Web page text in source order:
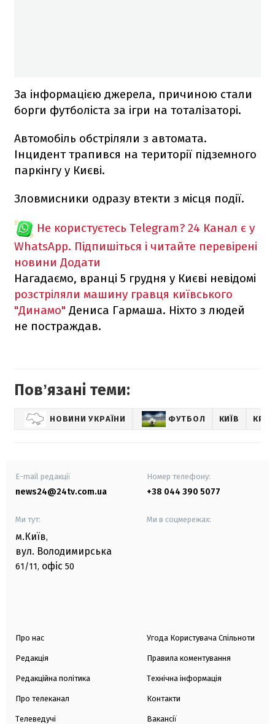
За інформацією джерела, причиною стали
борги футболіста за ігри на тоталізаторі.
Автомобіль обстріляли з автомата.
Інцидент трапився на території підземного
паркінгу у Києві.
Зловмисники одразу втекти з місця події.
Не користуєтесь Telegram? 24 Канал є у
WhatsApp. Підпишіться і читайте перевірені
новини Додати
Нагадаємо, вранці 5 грудня у Києві невідомі
розстріляли машину гравця київського
"Динамо" Дениса Гармаша. Ніхто з людей
не постраждав.
Повʼязані теми:
НОВИНИ УКРАЇНИ ФУТБОЛ КИЇВ
E-mail редакції
news24@24tv.com.ua
Номер телефону:
+38 044 390 5077
Ми тут:
м.Київ,
вул. Володимирська
61/11, офіс 50
Ми в соцмережах:
Про нас
Редакція
Редакційна політика
Про телеканал
Телеведучі
Угода Користувача Спільноти
Правила коментування
Технічна інформація
Контакти
Вакансії